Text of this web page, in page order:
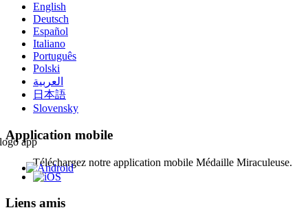
English
Deutsch
Español
Italiano
Português
Polski
العربية
日本語
Slovensky
Application mobile
Téléchargez notre application mobile Médaille Miraculeuse.
Liens amis